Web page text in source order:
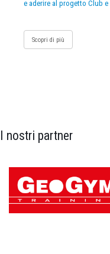
e aderire al progetto Club e
Scopri di più
I nostri partner